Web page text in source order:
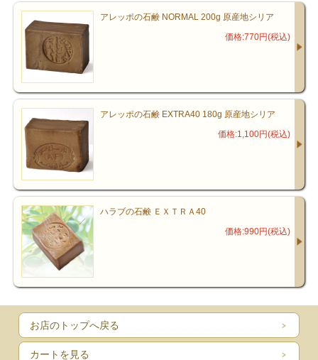
アレッポの石鹸 NORMAL 200g 原産地シリア
価格:770円(税込)
アレッポの石鹸 EXTRA40 180g 原産地シリア
価格:1,100円(税込)
ハラブの石鹸 ＥＸＴＲＡ40
価格:990円(税込)
お店のトップへ戻る
カートを見る